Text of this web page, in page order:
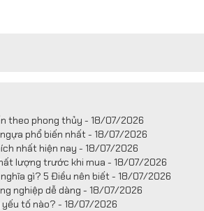
theo phong thủy - 18/07/2026
phổ biến nhất - 18/07/2026
nhất hiện nay - 18/07/2026
lượng trước khi mua - 18/07/2026
gì? 5 Điều nên biết - 18/07/2026
nghiệp dễ dàng - 18/07/2026
yếu tố nào? - 18/07/2026